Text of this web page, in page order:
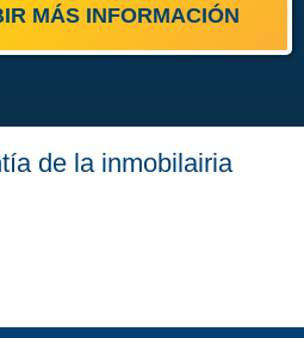
MÁS INFORMACIÓN
de la inmobilairia